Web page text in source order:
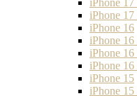
iPhone
iPhone 16
iPhone 16
iPhone 16
iPhone
iPhone 15
iPhone 15